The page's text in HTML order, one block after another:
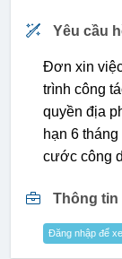
Yêu cầu
Đơn xin
trình công
quyền địa
hạn 6
cước công
Thông tin
Đăng nhập để